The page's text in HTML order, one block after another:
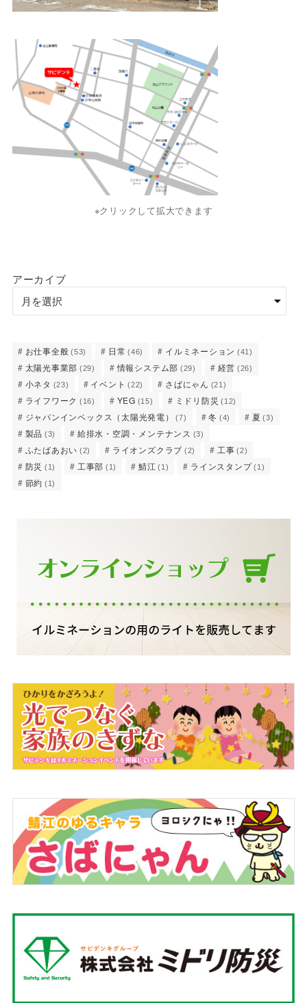
※クリックして拡大できます
アーカイブ
お仕事全般 (53) 日常 (46) イルミネーション (41)
太陽光事業部 (29) 情報システム部 (29) 経営 (26)
小ネタ (23) イベント (22) さばにゃん (21)
ライフワーク (16) YEG (15) ミドリ防災 (12)
ジャパンインペックス（太陽光発電） (7) 冬 (4) 夏 (3)
製品 (3) 給排水・空調・メンテナンス (3)
ふたばあおい (2) ライオンズクラブ (2) 工事 (2)
防災 (1) 工事部 (1) 鯖江 (1) ラインスタンプ (1)
節約 (1)